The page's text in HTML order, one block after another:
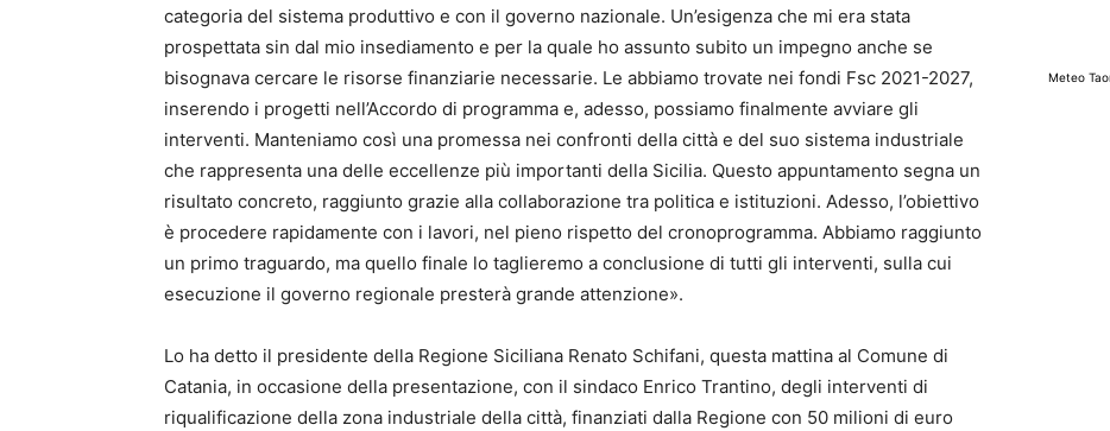
categoria del sistema produttivo e con il governo nazionale. Un’esigenza che mi era stata
prospettata sin dal mio insediamento e per la quale ho assunto subito un impegno anche se
bisognava cercare le risorse finanziarie necessarie. Le abbiamo trovate nei fondi Fsc 2021-2027,
inserendo i progetti nell’Accordo di programma e, adesso, possiamo finalmente avviare gli
interventi. Manteniamo così una promessa nei confronti della città e del suo sistema industriale
che rappresenta una delle eccellenze più importanti della Sicilia. Questo appuntamento segna un
risultato concreto, raggiunto grazie alla collaborazione tra politica e istituzioni. Adesso, l’obiettivo
è procedere rapidamente con i lavori, nel pieno rispetto del cronoprogramma. Abbiamo raggiunto
un primo traguardo, ma quello finale lo taglieremo a conclusione di tutti gli interventi, sulla cui
esecuzione il governo regionale presterà grande attenzione».
Lo ha detto il presidente della Regione Siciliana Renato Schifani, questa mattina al Comune di
Catania, in occasione della presentazione, con il sindaco Enrico Trantino, degli interventi di
riqualificazione della zona industriale della città, finanziati dalla Regione con 50 milioni di euro
Meteo